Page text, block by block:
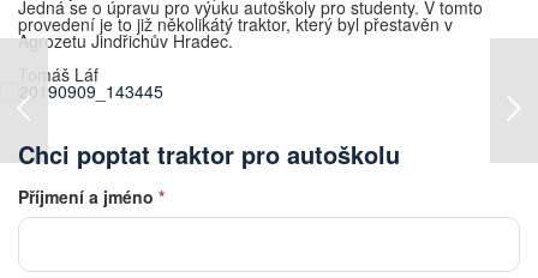
Jedná se o úpravu pro výuku autoškoly pro studenty. V tomto
provedení je to již několikátý traktor, který byl přestavěn v
Agrozetu Jindřichův Hradec.
Tomáš Láf
Chci poptat traktor pro autoškolu
Příjmení a jméno *